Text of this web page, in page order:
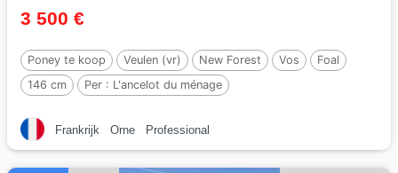
3 500 €
Poney te koop Veulen (vr) New Forest Vos
Foal
146 cm
Per : L'ancelot du ménage
Frankrijk Orne Professional